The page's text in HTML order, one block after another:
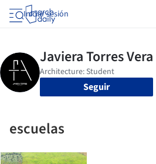
Iniciar sesión
Seguir
escuelas